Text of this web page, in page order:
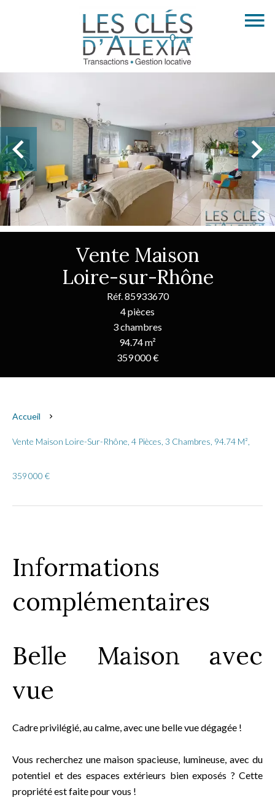
Vente Maison
Loire-sur-Rhône
Réf. 85933670
4 pièces
3 chambres
94.74 m²
359 000 €
Accueil
Vente Maison Loire-Sur-Rhône, 4 Pièces, 3 Chambres, 94.74 M²,
359 000 €
Informations
complémentaires
Belle Maison avec
vue
Cadre privilégié, au calme, avec une belle vue dégagée !
Vous recherchez une maison spacieuse, lumineuse, avec du
potentiel et des espaces extérieurs bien exposés ? Cette
propriété est faite pour vous !